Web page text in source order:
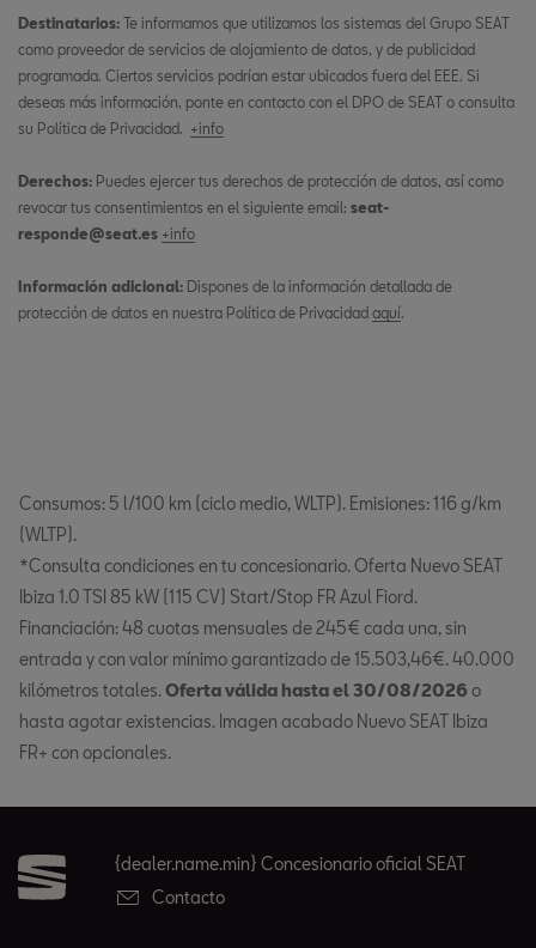
Destinatarios: Te informamos que utilizamos los sistemas del Grupo SEAT
como proveedor de servicios de alojamiento de datos, y de publicidad
programada. Ciertos servicios podrían estar ubicados fuera del EEE. Si
deseas más información, ponte en contacto con el DPO de SEAT o consulta
su Política de Privacidad. +info
Derechos: Puedes ejercer tus derechos de protección de datos, así como
revocar tus consentimientos en el siguiente email: seat-
responde@seat.es +info
Información adicional: Dispones de la información detallada de
protección de datos en nuestra Política de Privacidad aquí
Consumos: 5 l/100 km (ciclo medio, WLTP). Emisiones: 116 g/km
(WLTP).
*Consulta condiciones en tu concesionario. Oferta Nuevo SEAT
Ibiza 1.0 TSI 85 kW (115 CV) Start/Stop FR Azul Fiord.
Financiación: 48 cuotas mensuales de 245€ cada una, sin
entrada y con valor mínimo garantizado de 15.503,46€. 40.000
kilómetros totales.Oferta válida hasta el 30/08/2026 o
hasta agotar existencias. Imagen acabado Nuevo SEAT Ibiza
FR+ con opcionales.
{dealer.name.min} Concesionario oficial SEAT
Contacto